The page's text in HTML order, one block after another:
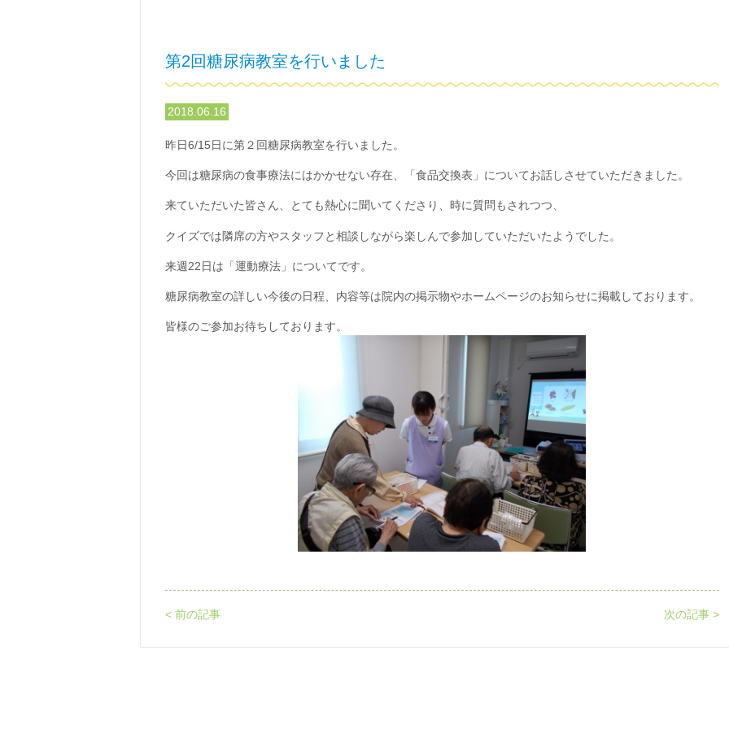
第2回糖尿病教室を行いました
2018.06.16
昨日6/15日に第２回糖尿病教室を行いました。
今回は糖尿病の食事療法にはかかせない存在、「食品交換表」についてお話しさせていただきました。
来ていただいた皆さん、とても熱心に聞いてくださり、時に質問もされつつ、
クイズでは隣席の方やスタッフと相談しながら楽しんで参加していただいたようでした。
来週22日は「運動療法」についてです。
糖尿病教室の詳しい今後の日程、内容等は院内の掲示物やホームページのお知らせに掲載しております。
皆様のご参加お待ちしております。
< 前の記事 次の記事 >